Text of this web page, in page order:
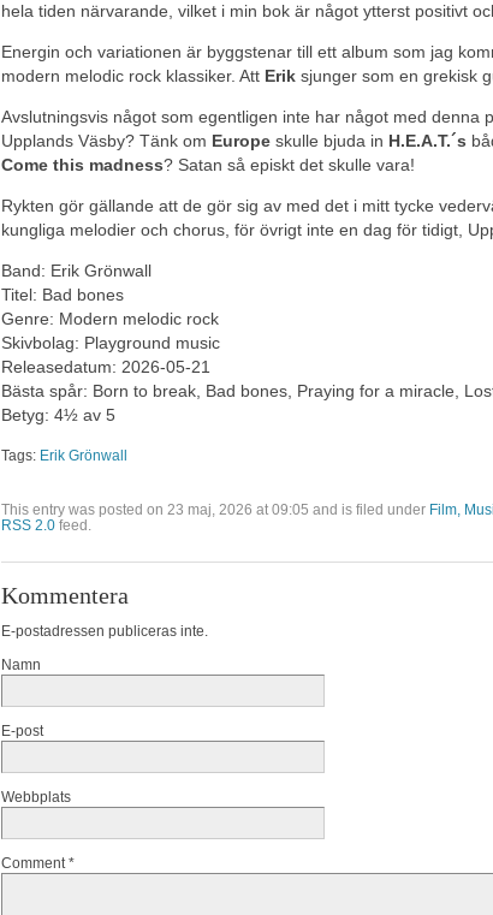
hela tiden närvarande, vilket i min bok är något ytterst positivt
Energin och variationen är byggstenar till ett album som jag
modern melodic rock klassiker. Att Erik sjunger som en grekisk
Avslutningsvis något som egentligen inte har något med denna
Upplands Väsby? Tänk om Europe skulle bjuda in H.E.A.T.´s
Come this madness? Satan så episkt det skulle vara!
Rykten gör gällande att de gör sig av med det i mitt tycke
kungliga melodier och chorus, för övrigt inte en dag för tidigt,
Band: Erik Grönwall
Titel: Bad bones
Genre: Modern melodic rock
Skivbolag: Playground music
Releasedatum: 2026-05-21
Bästa spår: Born to break, Bad bones, Praying for a miracle,
Betyg: 4½ av 5
Tags: Erik Grönwall
This entry was posted on 23 maj, 2026 at 09:05 and is filed under Film,
RSS 2.0 feed.
Kommentera
E-postadressen publiceras inte.
Namn
E-post
Webbplats
Comment *